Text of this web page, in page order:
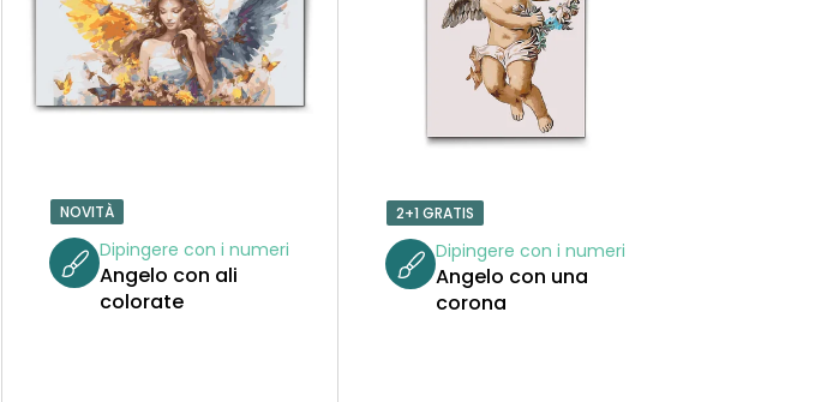
N
T
O
NOVITÀ
Dipingere con i numeri
Angelo con ali
colorate
2+1 GRATIS
Dipingere con i numeri
Angelo con una
corona